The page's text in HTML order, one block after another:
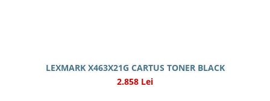
LEXMARK X463X21G CARTUS TONER BLACK
2.858 Lei